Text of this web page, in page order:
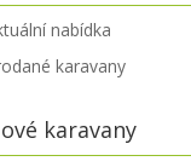
nabídka
karavany
karavany